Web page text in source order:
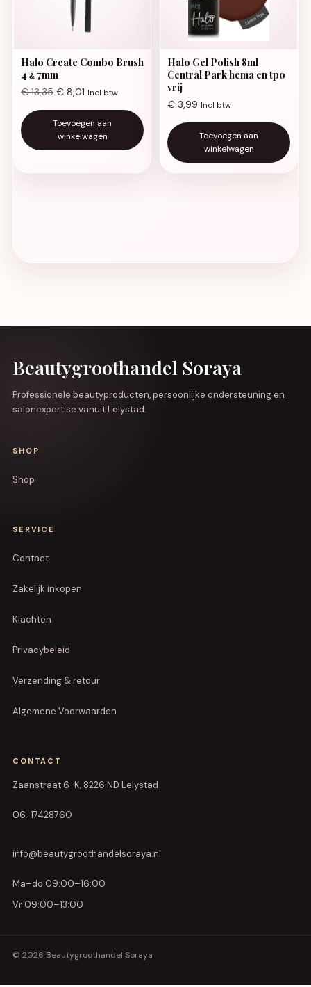
Halo Create Combo Brush
4 & 7mm
€13,35 € 8,01 Incl btw
Toevoegen aan
winkelwagen
Halo Gel Polish 8ml
Central Park hema en tpo
vrij
€ 3,99 Incl btw
Toevoegen aan
winkelwagen
Beautygroothandel Soraya
Professionele beautyproducten, persoonlijke ondersteuning en
salonexpertise vanuit Lelystad.
SHOP
Shop
SERVICE
Contact
Zakelijk inkopen
Klachten
Privacybeleid
Verzending & retour
Algemene Voorwaarden
CONTACT
Zaanstraat 6-K, 8226 ND Lelystad
06-17428760
info@beautygroothandelsoraya.nl
Ma–do 09:00–16:00
Vr 09:00–13:00
© 2026 Beautygroothandel Soraya